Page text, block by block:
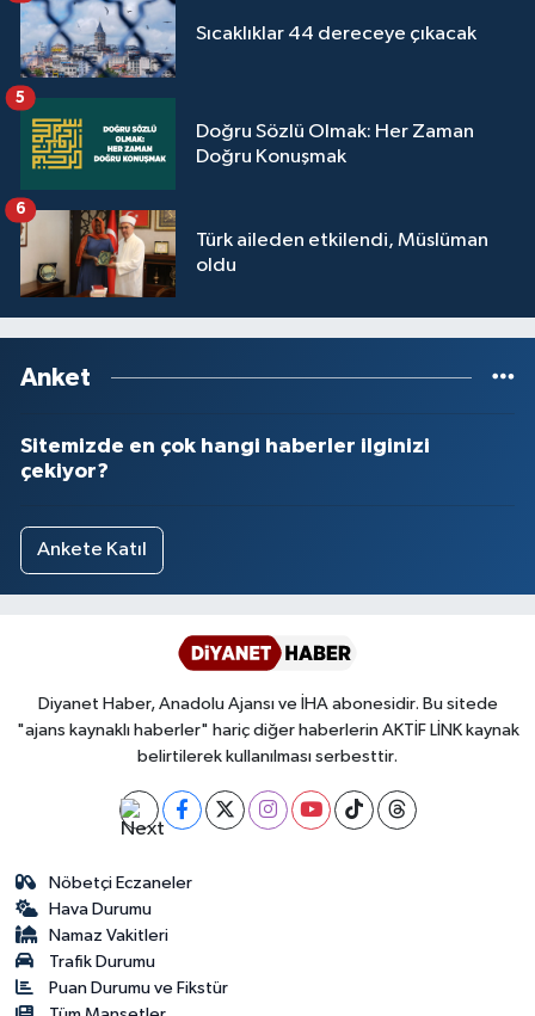
Sıcaklıklar 44 dereceye çıkacak
Doğru Sözlü Olmak: Her Zaman
Doğru Konuşmak
5
Türk aileden etkilendi, Müslüman
oldu
6
Anket
Sitemizde en çok hangi haberler ilginizi
çekiyor?
Ankete Katıl
Diyanet Haber, Anadolu Ajansı ve İHA abonesidir. Bu sitede
"ajans kaynaklı haberler" hariç diğer haberlerin AKTİF LİNK kaynak
belirtilerek kullanılması serbesttir.
Nöbetçi Eczaneler
Hava Durumu
Namaz Vakitleri
Trafik Durumu
Puan Durumu ve Fikstür